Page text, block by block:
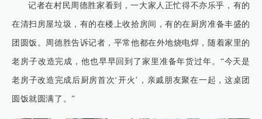
记者在村民周德胜家看到，一大家人正忙得不亦乐乎，有的
在清扫房屋垃圾，有的在楼上收拾房间，有的在厨房准备丰盛的
团圆饭。周德胜告诉记者，平常他都在外地烧电焊，随着家里的
老房子改造完成，他也早早回到了家里准备年货过年。“今天是
老房子改造完成后厨房首次‘开火’，亲戚朋友聚在一起，这桌团
圆饭就圆满了。”